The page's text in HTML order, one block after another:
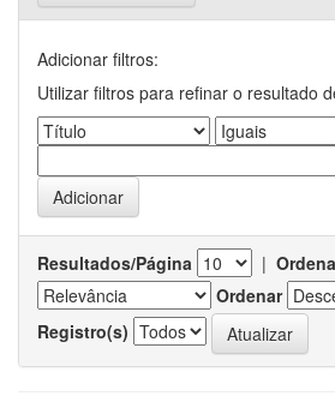
Adicionar filtros:
Utilizar filtros para refinar o resultado
Resultados/Página |
Ordenar
Registro(s)